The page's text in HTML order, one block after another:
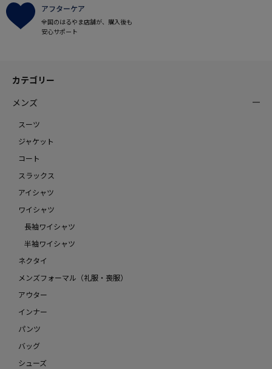
アフターケア
全国のはるやま店舗が、購入後も
安心サポート
カテゴリー
メンズ
スーツ
ジャケット
コート
スラックス
アイシャツ
ワイシャツ
長袖ワイシャツ
半袖ワイシャツ
ネクタイ
メンズフォーマル（礼服・喪服）
アウター
インナー
パンツ
バッグ
シューズ